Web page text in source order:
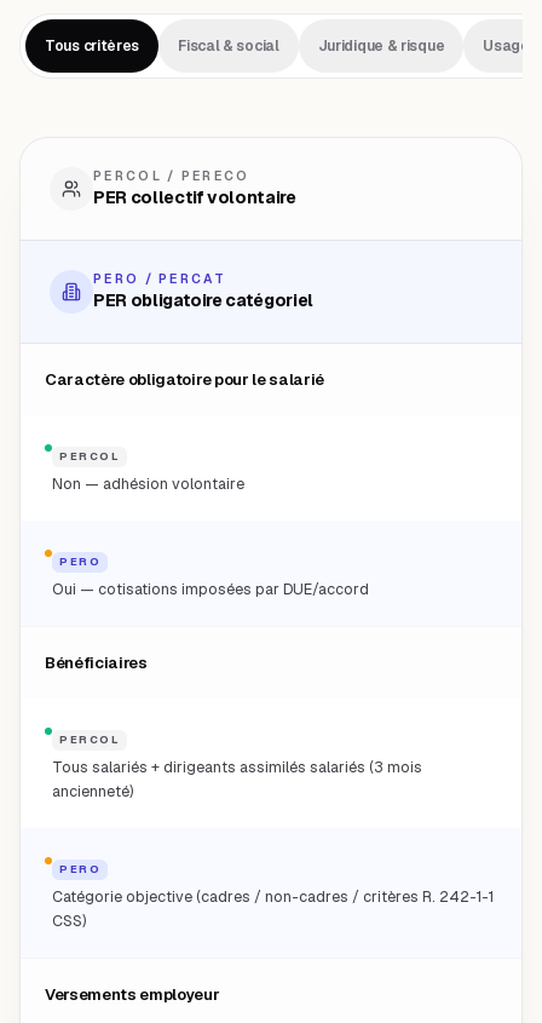
Tous critères Fiscal & social Juridique & risque Usage
PERCOL / PERECO
PER collectif volontaire
PERO / PERCAT
PER obligatoire catégoriel
Caractère obligatoire pour le salarié
PERCOL
Non — adhésion volontaire
PERO
Oui — cotisations imposées par DUE/accord
Bénéficiaires
PERCOL
Tous salariés + dirigeants assimilés salariés (3 mois
ancienneté)
PERO
Catégorie objective (cadres / non-cadres / critères R. 242-1-1
CSS)
Versements employeur